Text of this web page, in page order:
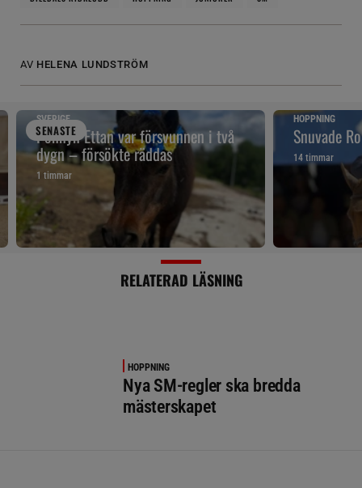
AV HELENA LUNDSTRÖM
SENASTE
SVERIGE
Ponnyn Ettan var försvunnen i två
dygn – försökte räddas
1 timmar
HOPPNING
Snuvade
14 timmar
RELATERAD LÄSNING
HOPPNING
Nya SM-regler ska bredda
mästerskapet